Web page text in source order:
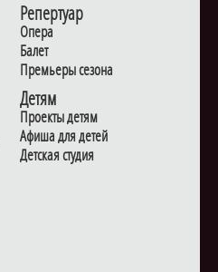
Репертуар
Опера
Балет
Премьеры сезона
Детям
Проекты детям
Афиша для детей
Детская студия